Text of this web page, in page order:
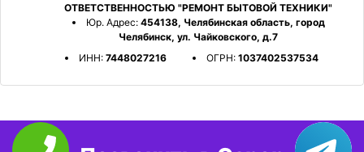
ОТВЕТСТВЕННОСТЬЮ "РЕМОНТ БЫТОВОЙ ТЕХНИКИ"
Юр. Адрес:454138, Челябинская область, город
Челябинск, ул. Чайковского, д.7
ИНН: 7448027216 ОГРН: 1037402537534